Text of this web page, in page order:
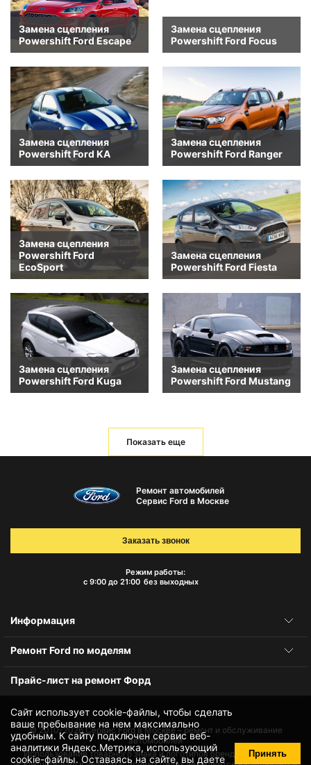
Замена сцепления
Powershift Ford Escape
Замена сцепления
Powershift Ford Focus
Замена сцепления
Powershift Ford KA
Замена сцепления
Powershift Ford Ranger
Замена сцепления
Powershift Ford
EcoSport
Замена сцепления
Powershift Ford Fiesta
Замена сцепления
Powershift Ford Kuga
Замена сцепления
Powershift Ford Mustang
Показать еще
Сайт использует cookie-файлы, чтобы сделать
ваше пребывание на нем максимально
удобным. К cайту подключен сервис веб-
аналитики Яндекс.Метрика, использующий
cookie-файлы. Оставаясь на сайте, вы даете Принять
Ремонт автомобилей
Сервис Ford в Москве
Режим работы:
с 9:00 до 21:00 без выходных
Заказать звонок
Информация
Ремонт Ford по моделям
Прайс-лист на ремонт Форд
© 2010-2026Сервис Ford в Москве – ремонт и обслуживание
автомобилей
Использование товарного знака и логотипов бренда происходит